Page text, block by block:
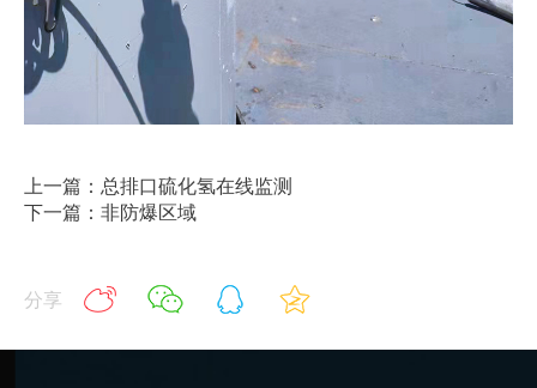
上一篇：总排口硫化氢在线监测
下一篇：非防爆区域
分享